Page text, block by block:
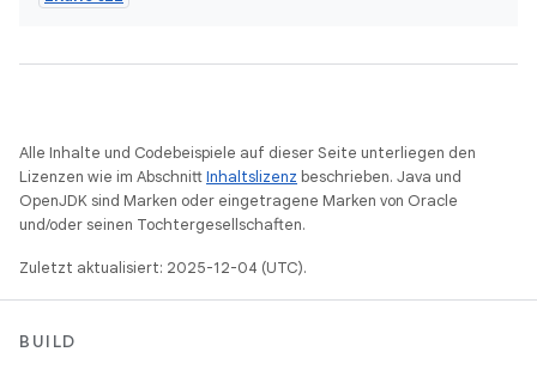
Alle Inhalte und Codebeispiele auf dieser Seite unterliegen den
Lizenzen wie im AbschnittInhaltslizenz beschrieben. Java und
OpenJDK sind Marken oder eingetragene Marken von Oracle
und/oder seinen Tochtergesellschaften.
Zuletzt aktualisiert: 2025-12-04 (UTC).
BUILD